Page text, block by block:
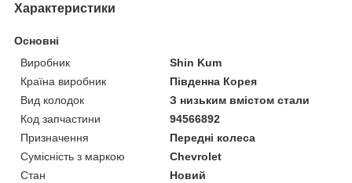
Характеристики
Основні
Виробник
Shin Kum
Країна виробник
Південна Корея
Вид колодок
З низьким вмістом стали
Код запчастини
94566892
Призначення
Передні колеса
Сумісність з маркою
Chevrolet
Стан
Новий